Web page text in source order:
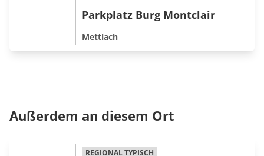
Parkplatz Burg Montclair
Mettlach
Außerdem an diesem Ort
REGIONAL TYPISCH